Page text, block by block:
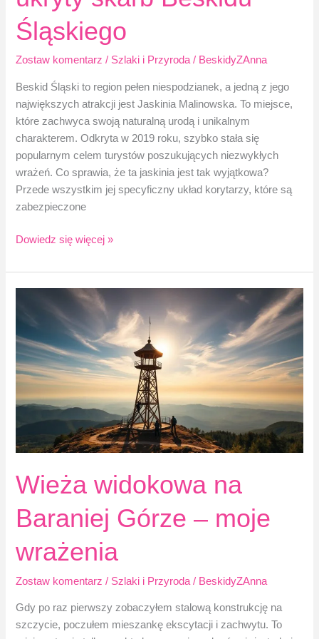
Śląskiego
Zostaw komentarz / Szlaki i Przyroda/ BeskidyZAnna
Beskid Śląski to region pełen niespodzianek, a jedną z jego
największych atrakcji jest Jaskinia Malinowska. To miejsce,
które zachwyca swoją naturalną urodą i unikalnym
charakterem. Odkryta w 2019 roku, szybko stała się
popularnym celem turystów poszukujących niezwykłych
wrażeń. Co sprawia, że ta jaskinia jest tak wyjątkowa?
Przede wszystkim jej specyficzny układ korytarzy, które są
zabezpieczone
Jaskinia
–
ukryty
Śląskiego
Dowiedz się więcej »
Wieża widokowa na
Baraniej Górze – moje
wrażenia
Zostaw komentarz / Szlaki i Przyroda / BeskidyZAnna
Gdy po raz pierwszy zobaczyłem stalową konstrukcję na
szczycie, poczułem mieszankę ekscytacji i zachwytu. To